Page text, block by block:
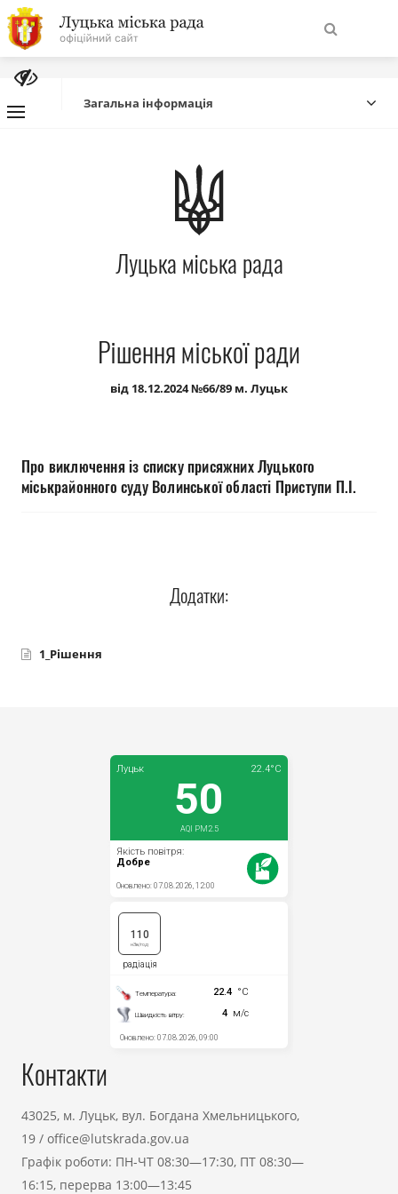
На
головну
Про місто
Міська влада
Міська рада
Публічна інформація
Документи
Загальна інформація
Луцька міська рада
Рішення міської ради
від 18.12.2024 №66/89 м. Луцьк
Про виключення із списку присяжних Луцького
міськрайонного суду Волинської області Приступи П.І.
Додатки:
1_Рішення
Контакти
43025, м. Луцьк, вул. Богдана Хмельницького,
19 / office@lutskrada.gov.ua
Графік роботи: ПН-ЧТ 08:30—17:30, ПТ 08:30—
16:15, перерва 13:00—13:45